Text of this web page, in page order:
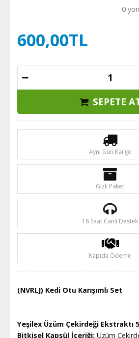
0
600,00TL
SEPETE
Aynı Gün Kargo
Gizli Paket
16 Saat Canlı Destek
Kapıda Ödeme
(NVRLJ) Kedi Otu Karışımlı Set
Yeşilex Üzüm Çekirdeği Ekstraktı
Bitkisel Kapsül İçeriği: Üzüm